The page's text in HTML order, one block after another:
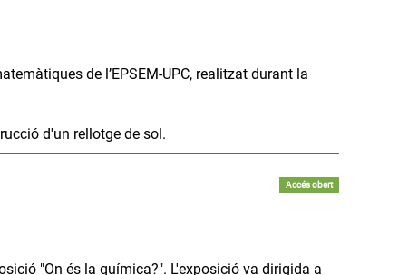
de l’EPSEM-UPC, realitzat durant la
d'un rellotge de sol.
Accés obert
"On és la química?". L'exposició va dirigida a